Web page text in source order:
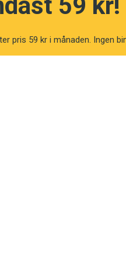
en infekterad
En domstol
pris 59 kr i månaden. Ingen